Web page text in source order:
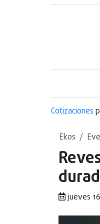
Cotizaciones
Ekos
jueves